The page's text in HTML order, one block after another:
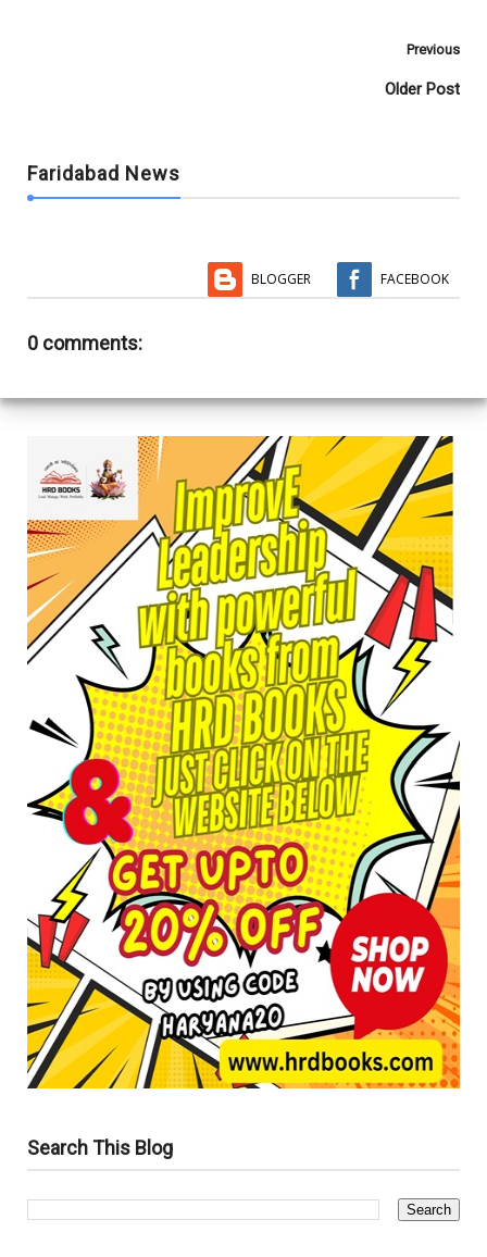
Previous
Older Post
Faridabad News
BLOGGER FACEBOOK
0 comments:
Search This Blog